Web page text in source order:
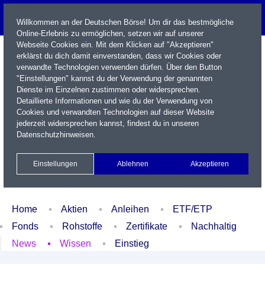
Name / WKN / ISIN / Kürzel
Xetra Realtime
Watchlist Portfolio Login
Home Aktien Anleihen
ETF/ETP
Fonds
Rohstoffe Zertifikate
Nachhaltig
News
Wissen Einstieg
Willkommen an der Deutschen Börse! Um dir das bestmögliche
Online-Erlebnis zu ermöglichen, setzen wir auf unserer
Webseite Cookies ein. Mit dem Klicken auf "Akzeptieren"
erklärst du dich damit einverstanden, dass wir Cookies oder
verwandte Technologien verwenden dürfen. Über den Button
"Einstellungen" kannst du der Verwendung der genannten
Dienste im Einzelnen zustimmen oder widersprechen.
Detaillierte Informationen und wie du der Verwendung von
Cookies und verwandten Technologien auf dieser Website
jederzeit widersprechen kannst, findest du in unseren
Datenschutzhinweisen.
Einstellungen Ablehnen Akzeptieren